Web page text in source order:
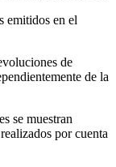
emitidos en el
de
de la
se muestran
por cuenta